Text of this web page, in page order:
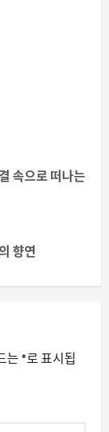
속으로 떠나는
향연
는 *로 표시됩